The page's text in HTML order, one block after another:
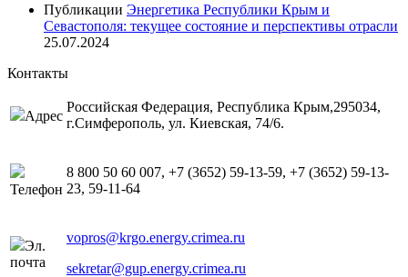
Публикации Энергетика Республики Крым и
Севастополя: текущее состояние и перспективы отрасли
25.07.2024
Контакты
Адрес
Российская Федерация, Республика Крым,295034,
г.Симферополь, ул. Киевская, 74/6.
Телефон
8 800 50 60 007, +7 (3652) 59-13-59, +7 (3652) 59-13-
23, 59-11-64
Эл.
почта
vopros@krgo.energy.crimea.ru
sekretar@gup.energy.crimea.ru